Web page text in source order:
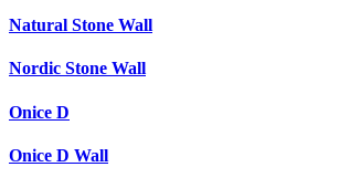
Natural Stone Wall
Nordic Stone Wall
Onice D
Onice D Wall